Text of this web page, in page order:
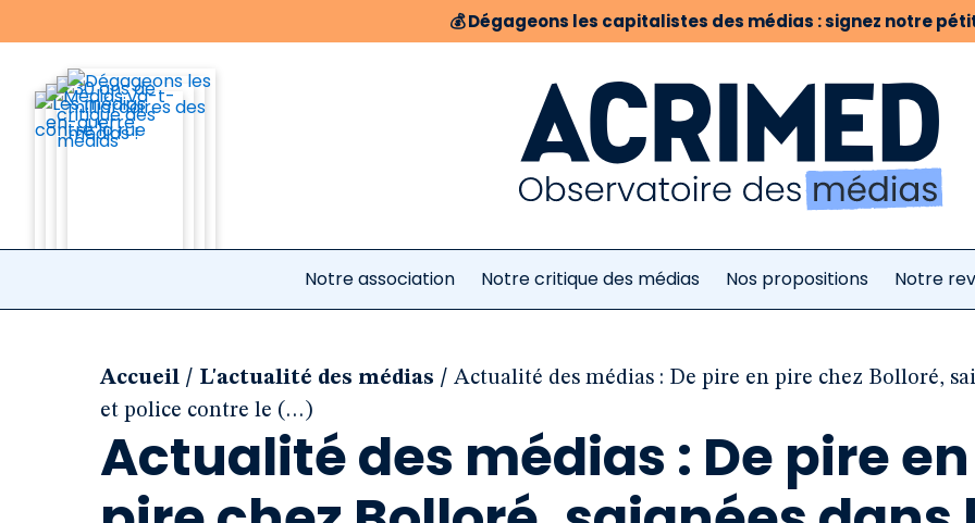
💰Dégageons les capitalistes des médias : signez notre
Notre association Notre critique des médias Nos propositions Notre
Accueil / L'actualité des médias / Actualité des médias : De pire en pire chez Bolloré,
et police contre le (…)
Actualité des médias : De pire en